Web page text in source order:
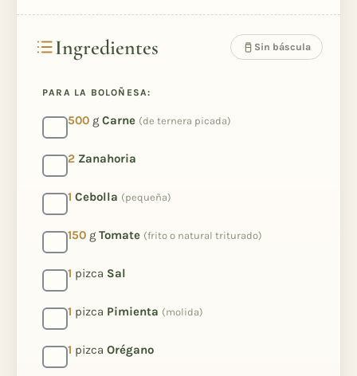
Ingredientes Sin báscula
PARA LA BOLOÑESA:
500 g Carne (de ternera picada)
2 Zanahoria
1 Cebolla (pequeña)
150 g Tomate (frito o natural triturado)
1 pizca Sal
1 pizca Pimienta (molida)
1 pizca Orégano